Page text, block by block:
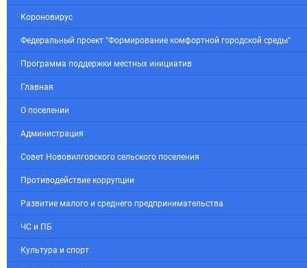
Короновирус
Федеральный проект "Формирование комфортной городской среды"
Программа поддержки местных инициатив
Главная
О поселении
Администрация
Совет Нововилговского сельского поселения
Противодействие коррупции
Развитие малого и среднего предпринимательства
ЧС и ПБ
Культура и спорт